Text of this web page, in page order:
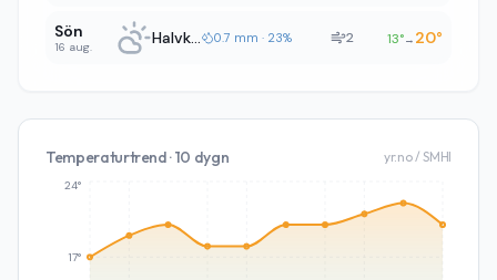
Sön
16 aug. Halvklart 0.7 mm · 23% 2 13°→ 20°
Temperaturtrend · 10 dygn yr.no / SMHI
17°
24°